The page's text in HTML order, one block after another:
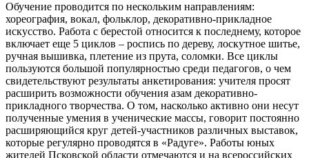
Обучение проводится по нескольким направлениям:
хореография, вокал, фольклор, декоративно-прикладное
искусство. Работа с берестой относится к последнему, которое
включает еще 5 циклов – роспись по дереву, лоскутное шитье,
ручная вышивка, плетение из прута, соломки. Все циклы
пользуются большой популярностью среди педагогов, о чем
свидетельствуют результаты анкетирования: учителя просят
расширить возможности обучения азам декоративно-
прикладного творчества. О том, насколько активно они несут
полученные умения в ученические массы, говорит постоянно
расширяющийся круг детей-участников различных выставок,
которые регулярно проводятся в «Радуге». Работы юных
жителей Псковской области отмечаются и на всероссийских